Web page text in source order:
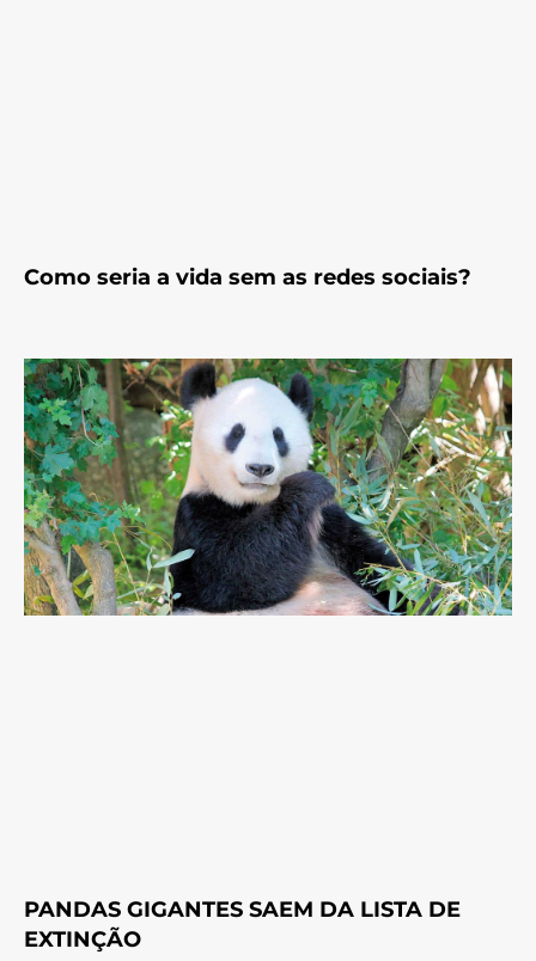
Como seria a vida sem as redes sociais?
PANDAS GIGANTES SAEM DA LISTA DE
EXTINÇÃO